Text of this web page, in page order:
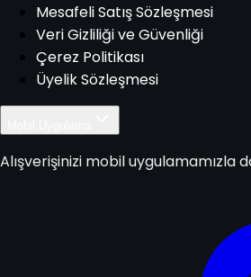
Mesafeli Satış Sözleşmesi
Veri Gizliliği ve Güvenliği
Çerez Politikası
Üyelik Sözleşmesi
Alışverişinizi mobil uygulamamızla